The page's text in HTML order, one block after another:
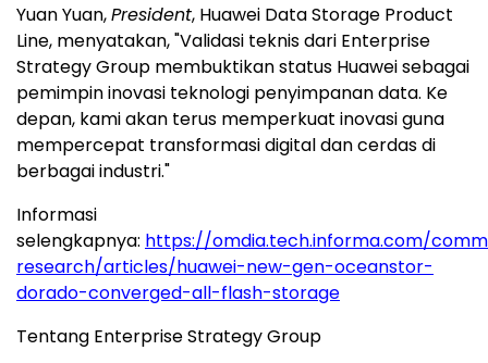
Yuan Yuan,President, Huawei Data Storage Product
Line, menyatakan, "Validasi teknis dari Enterprise
Strategy Group membuktikan status Huawei sebagai
pemimpin inovasi teknologi penyimpanan data. Ke
depan, kami akan terus memperkuat inovasi guna
mempercepat transformasi digital dan cerdas di
berbagai industri."
Informasi
selengkapnya: https://omdia.tech.informa.com/
research/articles/huawei-new-gen-oceanstor-
dorado-converged-all-flash-storage
Tentang Enterprise Strategy Group